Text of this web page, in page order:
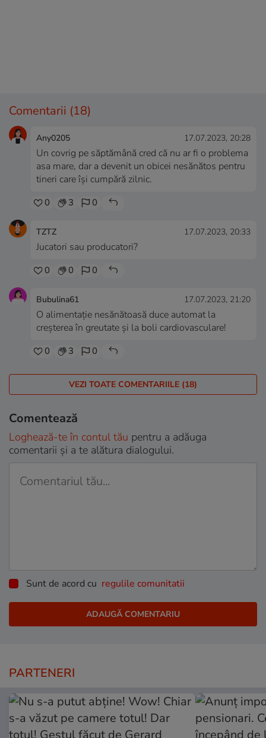
Comentarii (18)
Any0205 17.07.2023, 20:28
Un covrig pe săptămână cred că nu ar fi o problema
asa mare, dar a devenit un obicei nesănătos pentru
tineri care își cumpără zilnic.
0 3 0
TZTZ 17.07.2023, 20:33
Jucatori sau producatori?
0 0 0
Bubulina61 17.07.2023, 21:20
O alimentație nesănătoasă duce automat la
creșterea în greutate și la boli cardiovasculare!
0 3 0
VEZI TOATE COMENTARIILE (18)
Comentează
Loghează-te în contul tău pentru a adăuga
comentarii și a te alătura dialogului.
Sunt de acord cu regulile comunitatii
PARTENERI